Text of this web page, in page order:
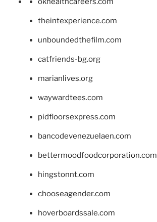
theintexperience.com
unboundedthefilm.com
catfriends-bg.org
marianlives.org
waywardtees.com
pidfloorsexpress.com
bancodevenezuelaen.com
bettermoodfoodcorporation.com
hingstonnt.com
chooseagender.com
hoverboardssale.com